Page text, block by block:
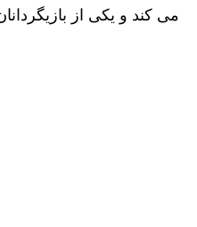
می کند و یکی از